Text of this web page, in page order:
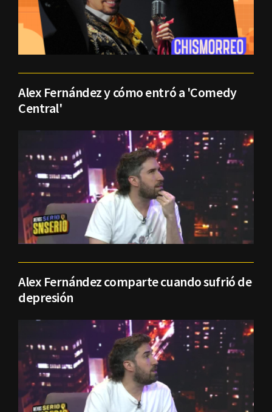
Alex Fernández y cómo entró a 'Comedy
Central'
Alex Fernández comparte cuando sufrió de
depresión